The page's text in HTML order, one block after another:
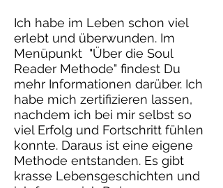
Ich habe im Leben schon viel
erlebt und überwunden. Im
Menüpunkt "Über die Soul
Reader Methode" findest Du
mehr Informationen darüber. Ich
habe mich zertifizieren lassen,
nachdem ich bei mir selbst so
viel Erfolg und Fortschritt fühlen
konnte. Daraus ist eine eigene
Methode entstanden. Es gibt
krasse Lebensgeschichten und